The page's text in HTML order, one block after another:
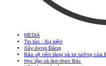
MEDIA
Tin tức - Sự kiện
Xây dựng Đảng
Bảo vệ nền tảng và tư tưởng của
Học tập và làm theo Bác